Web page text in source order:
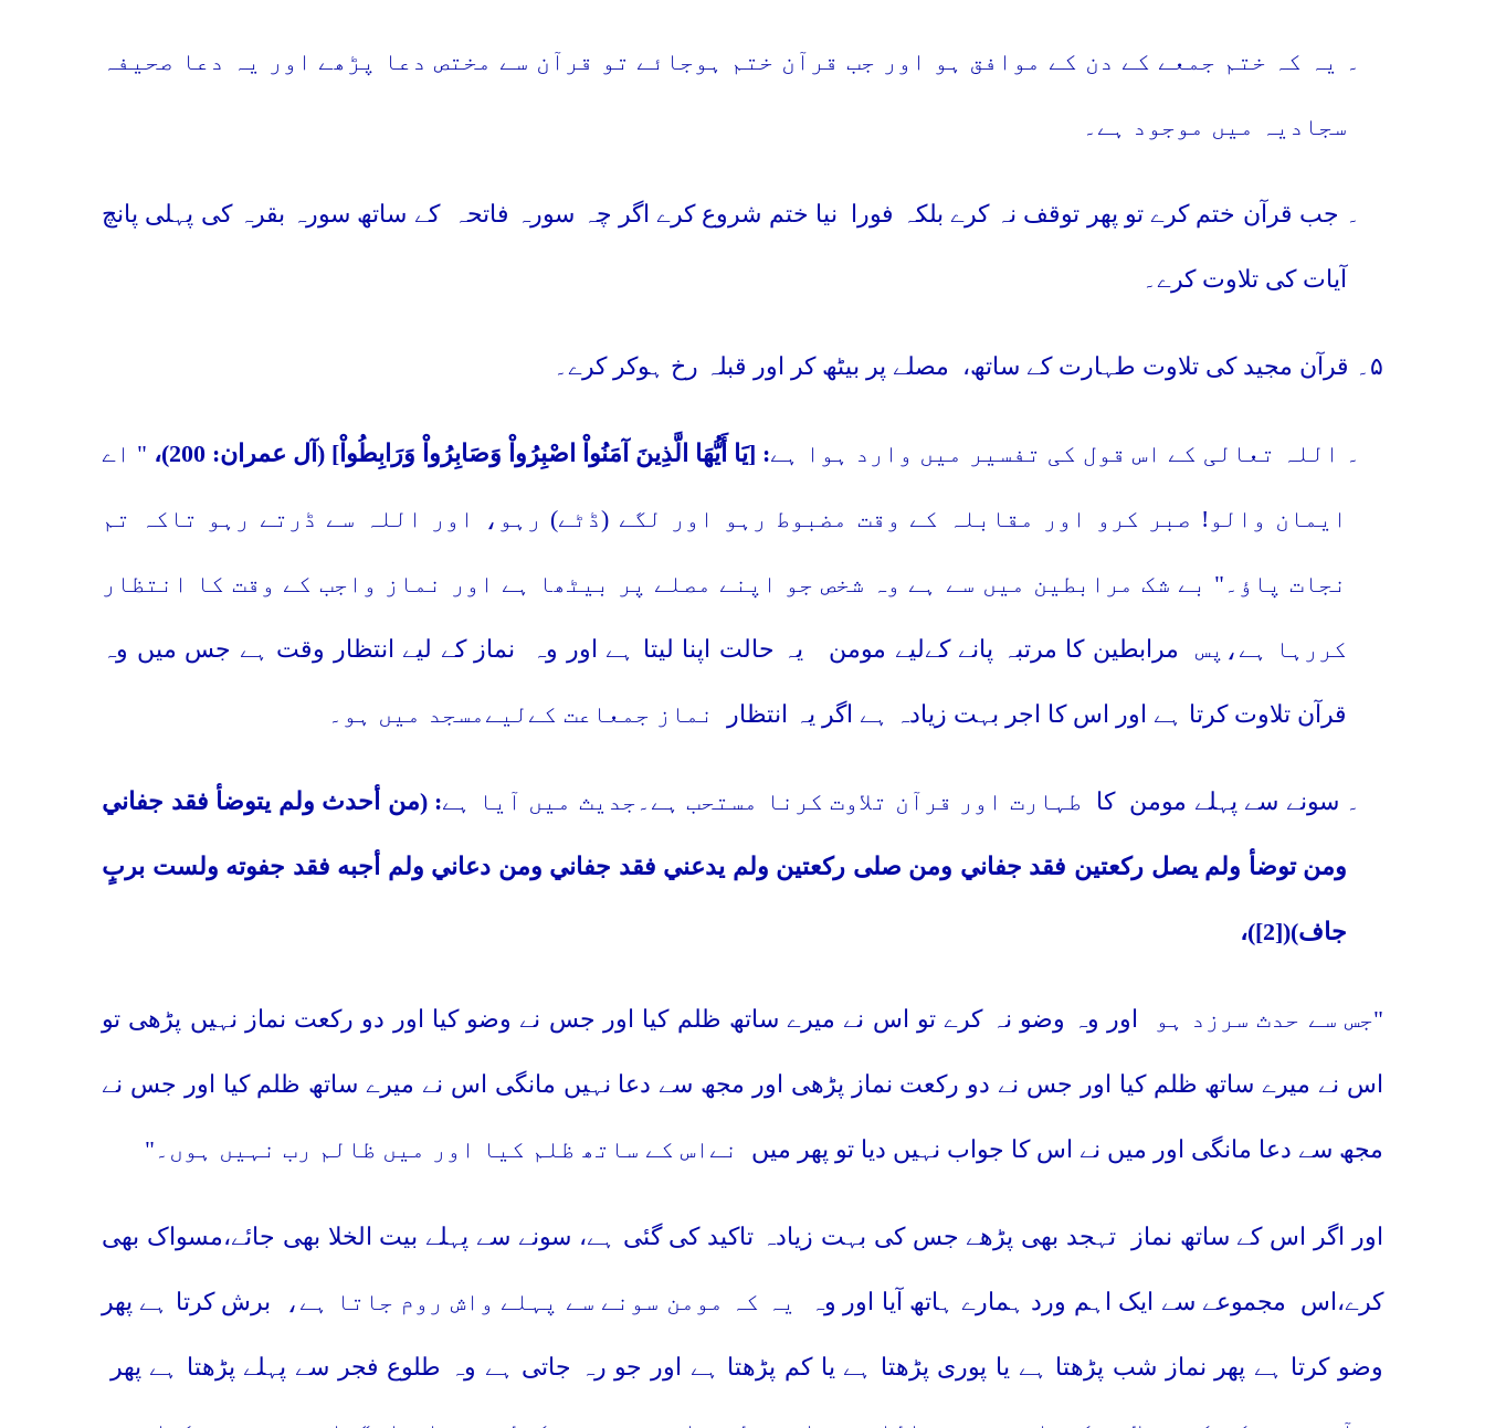
۔ یہ کہ ختم جمعے کے دن کے موافق ہو اور جب قرآن ختم ہوجائے تو قرآن سے مختص دعا پڑھے اور یہ دعا صحیفہ
سجادیہ میں موجود ہے۔
۔ جب قرآن ختم کرے تو پھر توقف نہ کرے بلکہ فورا نیا ختم شروع کرے اگر چہ سورہ فاتحہ کے ساتھ سورہ بقرہ کی پہلی پانچ
آیات کی تلاوت کرے۔
۵۔ قرآن مجید کی تلاوت طہارت کے ساتھ، مصلے پر بیٹھ کر اور قبلہ رخ ہوکر کرے۔
۔ اللہ تعالی کے اس قول کی تفسیر میں وارد ہوا ہے: [يَا أَيُّهَا الَّذِينَ آمَنُواْ اصْبِرُواْ وَصَابِرُواْ وَرَابِطُواْ] (آل عمران: " اے
ایمان والو! صبر کرو اور مقابلہ کے وقت مضبوط رہو اور لگے (ڈٹے) رہو، اور اللہ سے ڈرتے رہو تاکہ تم
نجات پاؤ۔" بے شک مرابطین میں سے ہے وہ شخص جو اپنے مصلے پر بیٹھا ہے اور نماز واجب کے وقت کا انتظار
کررہا ہے،پس مرابطین کا مرتبہ پانے کےلیے مومن یہ حالت اپنا لیتا ہے اور وہ نماز کے لیے انتظار وقت ہے جس میں وہ
قرآن تلاوت کرتا ہے اور اس کا اجر بہت زیادہ ہے اگر یہ انتظار نماز جمعاعت کےلیےمسجد میں ہو۔
کا طہارت اور قرآن تلاوت کرنا مستحب ہے۔جدیث میں آیا ہے: (من أحدث ولم يتوضأ فقد جفاني
ومن توضأ ولم يصل ركعتين فقد جفاني ومن صلى ركعتين ولم يدعني فقد جفاني ومن دعاني ولم أجبه فقد جفوته ولست بربٍ
جاف)([2] )،
"جس سے حدث سرزد ہو اور وہ وضو نہ کرے تو اس نے میرے ساتھ ظلم کیا اور جس نے وضو کیا اور دو رکعت نماز نہیں پڑھی تو
اس نے میرے ساتھ ظلم کیا اور جس نے دو رکعت نماز پڑھی اور مجھ سے دعا نہیں مانگی اس نے میرے ساتھ ظلم کیا اور جس نے
مجھ سے دعا مانگی اور میں نے اس کا جواب نہیں دیا تو پھر میں نےاس کے ساتھ ظلم کیا اور میں ظالم رب نہیں ہوں۔"
اور اگر اس کے ساتھ نماز تہجد بھی پڑھے جس کی بہت زیادہ تاکید کی گئی ہے، سونے سے پہلے بیت الخلا بھی جائے،مسواک بھی
کرے،اس مجموعے سے ایک اہم ورد ہمارے ہاتھ آیا اور وہ یہ کہ مومن سونے سے پہلے واش روم جاتا ہے، برش کرتا ہے پھر
وضو کرتا ہے پھر نماز شب پڑھتا ہے یا پوری پڑھتا ہے یا کم پڑھتا ہے اور جو رہ جاتی ہے وہ طلوع فجر سے پہلے پڑھتا ہے پھر